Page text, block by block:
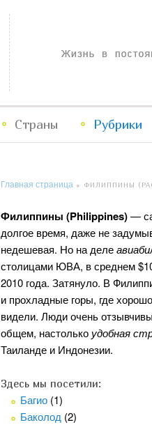
Жизнь в постоянном
Страны Рубрики
Главная страница » ФИЛИППИНЫ
Филиппины (Philippines)—
долгое время, даже не
недешевая. Но на деле
столицами ЮВА, в среднем
2010 года. Затянуло. В
и прохладные горы, где
видели. Люди очень
общем, настолько удобная
Таиланде и Индонезии.
Здесь мы посетили:
Багио (1)
Баколод (2)